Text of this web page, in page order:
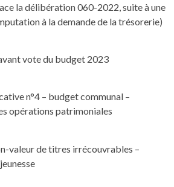
la délibération 060-2022, suite à une
à la demande de la trésorerie)
vote du budget 2023
n°4 – budget communal –
opérations patrimoniales
valeur de titres irrécouvrables –